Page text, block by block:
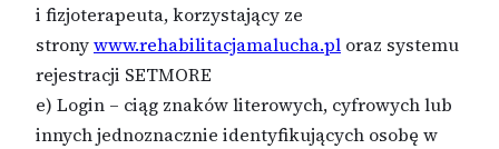
i fizjoterapeuta, korzystający ze
stronywww.rehabilitacjamalucha.pl oraz systemu
rejestracji SETMORE
e) Login – ciąg znaków literowych, cyfrowych lub
innych jednoznacznie identyfikujących osobę w